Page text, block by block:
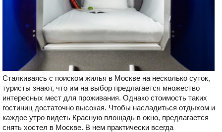
Сталкиваясь с поиском жилья в Москве на несколько суток,
туристы знают, что им на выбор предлагается множество
интересных мест для проживания. Однако стоимость таких
гостиниц достаточно высокая. Чтобы насладиться отдыхом и
каждое утро видеть Красную площадь в окно, предлагается
снять хостел в Москве. В нем практически всегда